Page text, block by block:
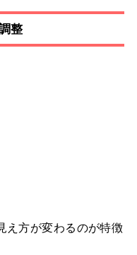
整
え方が変わるのが特徴